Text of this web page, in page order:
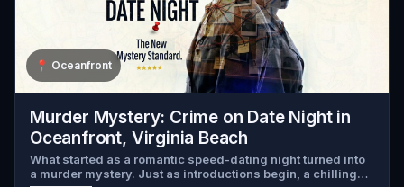
📍 Oceanfront
Murder Mystery: Crime on Date Night in
Oceanfront, Virginia Beach
What started as a romantic speed-dating night turned into
a murder mystery. Just as introductions begin, a chilling